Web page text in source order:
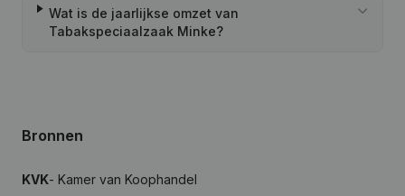
Wat is de jaarlijkse omzet van
Tabakspeciaalzaak Minke?
Bronnen
KVK- Kamer van Koophandel